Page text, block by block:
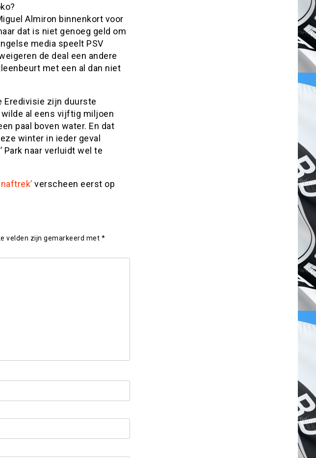
Almiron binnenkort voor
dat is niet genoeg geld om
media speelt PSV
de deal een andere
met een al dan niet
Eredivisie zijn duurste
al eens vijftig miljoen
paal boven water. En dat
winter in ieder geval
Park naar verluidt wel te
verscheen eerst op
velden zijn gemarkeerd met *